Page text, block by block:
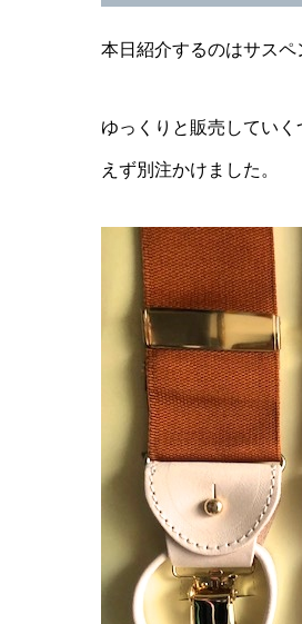
本日紹介するのはサスペ
ゆっくりと販売してい
えず別注かけました。